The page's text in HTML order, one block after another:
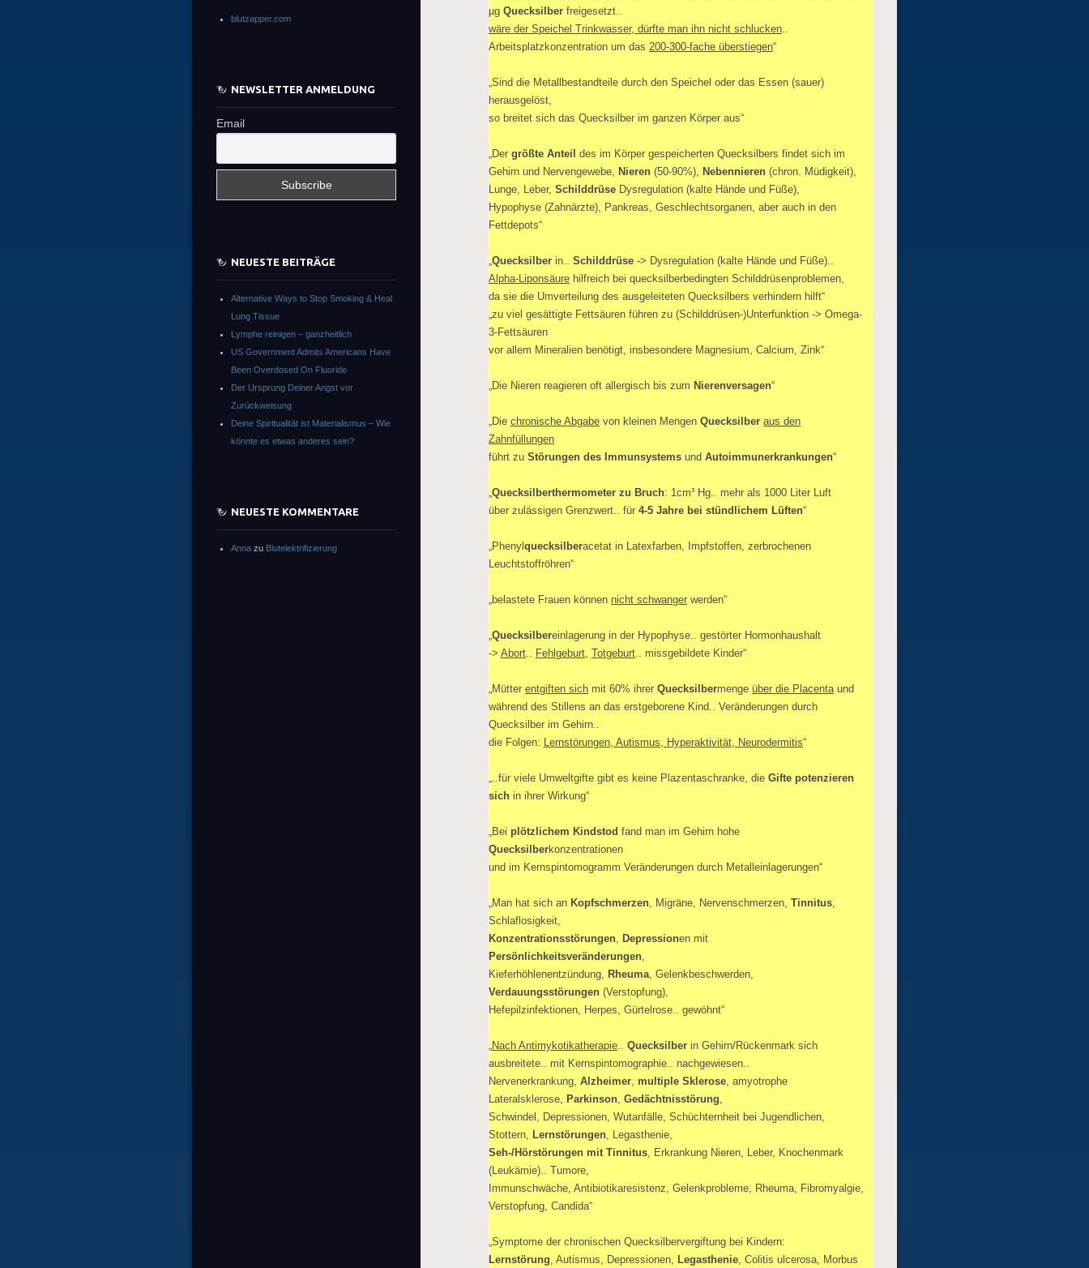
µg Quecksilber freigesetzt..
wäre der Speichel Trinkwasser, dürfte man ihn nicht schlucken..
Arbeitsplatzkonzentration um das 200-300-fache überstiegen“
„Sind die Metallbestandteile durch den Speichel oder das Essen (sauer)
herausgelöst,
so breitet sich das Quecksilber im ganzen Körper aus“
„Der größte Anteil des im Körper gespeicherten Quecksilbers findet sich im
Gehirn und Nervengewebe, Nieren (50-90%), Nebennieren (chron. Müdigkeit),
Lunge, Leber, Schilddrüse Dysregulation (kalte Hände und Füße),
Hypophyse (Zahnärzte), Pankreas, Geschlechtsorganen, aber auch in den
Fettdepots“
„Quecksilber in.. Schilddrüse -> Dysregulation (kalte Hände und Füße)..
Alpha-Liponsäure hilfreich bei quecksilberbedingten Schilddrüsenproblemen,
da sie die Umverteilung des ausgeleiteten Quecksilbers verhindern hilft“
„zu viel gesättigte Fettsäuren führen zu (Schilddrüsen-)Unterfunktion -> Omega-
3-Fettsäuren
vor allem Mineralien benötigt, insbesondere Magnesium, Calcium, Zink“
„Die Nieren reagieren oft allergisch bis zum Nierenversagen“
„Die chronische Abgabe von kleinen Mengen Quecksilber aus den
Zahnfüllungen
führt zu Störungen des Immunsystems und Autoimmunerkrankungen“
„Quecksilberthermometer zu Bruch: 1cm³ Hg.. mehr als 1000 Liter Luft
über zulässigen Grenzwert.. für 4-5 Jahre bei stündlichem Lüften“
„Phenyl quecksilberacetat in Latexfarben, Impfstoffen, zerbrochenen
Leuchtstoffröhren“
„belastete Frauen können nicht schwanger werden“
„Quecksilbereinlagerung in der Hypophyse.. gestörter Hormonhaushalt
-> Abort.. Fehlgeburt, Totgeburt.. missgebildete Kinder“
„Mütter entgiften sich mit 60% ihrer Quecksilbermenge über die Placentaund
während des Stillens an das erstgeborene Kind.. Veränderungen durch
Quecksilber im Gehirn..
die Folgen: Lernstörungen, Autismus, Hyperaktivität, Neurodermitis“
„..für viele Umweltgifte gibt es keine Plazentaschranke, die Gifte potenzieren
sich in ihrer Wirkung“
„Bei plötzlichem Kindstod fand man im Gehirn hohe
Quecksilberkonzentrationen
und im Kernspintomogramm Veränderungen durch Metalleinlagerungen“
„Man hat sich an Kopfschmerzen, Migräne, Nervenschmerzen, Tinnitus,
Schlaflosigkeit,
Konzentrationsstörungen, Depressionen mit
Persönlichkeitsveränderungen,
Kieferhöhlenentzündung, Rheuma, Gelenkbeschwerden,
Verdauungsstörungen (Verstopfung),
Hefepilzinfektionen, Herpes, Gürtelrose.. gewöhnt“
„Nach Antimykotikatherapie.. Quecksilber in Gehirn/Rückenmark sich
ausbreitete.. mit Kernspintomographie.. nachgewiesen..
Nervenerkrankung, Alzheimer, multiple Sklerose, amyotrophe
Lateralsklerose, Parkinson, Gedächtnisstörung,
Schwindel, Depressionen, Wutanfälle, Schüchternheit bei Jugendlichen,
Stottern, Lernstörungen, Legasthenie,
Seh-/Hörstörungen mit Tinnitus, Erkrankung Nieren, Leber, Knochenmark
(Leukämie).. Tumore,
Immunschwäche, Antibiotikaresistenz, Gelenkprobleme, Rheuma, Fibromyalgie,
Verstopfung, Candida“
„Symptome der chronischen Quecksilbervergiftung bei Kindern:
Lernstörung, Autismus, Depressionen, Legasthenie, Colitis ulcerosa, Morbus
blutzapper.com
NEWSLETTER ANMELDUNG
Email
NEUESTE BEITRÄGE
Alternative Ways to Stop Smoking & Heal
Lung Tissue
Lymphe reinigen – ganzheitlich
US Government Admits Americans Have
Been Overdosed On Fluoride
Der Ursprung Deiner Angst vor
Zurückweisung
Deine Spiritualität ist Materialismus – Wie
könnte es etwas anderes sein?
NEUESTE KOMMENTARE
Anna zu Blutelektrifizierung